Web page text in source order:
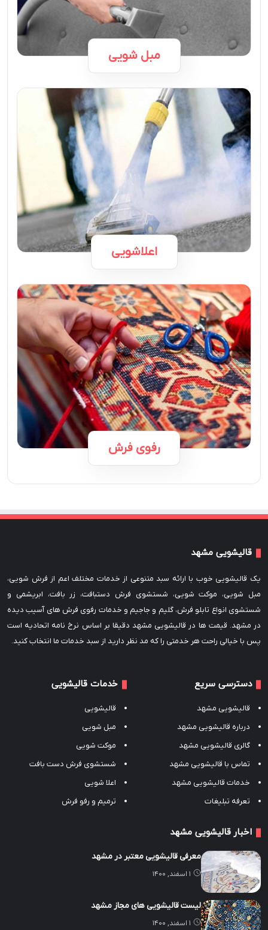
مبل شویی
اعلاشویی
رفوی فرش
قالیشویی مشهد
یک قالیشویی خوب با ارائه سبد متنوعی از خدمات مختلف اعم از فرش شویی،
مبل شویی، موکت شویی، شستشوی فرش دستبافت، زر بافت، ابریشمی و
شستشوی انواع تابلو فرش، گلیم و جاجیم و خدمات رفوی فرش های آسیب دیده
در مشهد. قیمت ها در قالیشویی مشهد دقیقا بر اساس نرخ نامه اتحادیه است
پس با خیالی راحت هر خدمتی را که مد نظر دارید از سبد خدمات ما انتخاب کنید.
دسترسی سریع
قالیشویی مشهد
درباره قالیشویی مشهد
گالری قالیشویی مشهد
تماس با قالیشویی مشهد
خدمات قالیشویی مشهد
تعرفه تبلیغات
خدمات قالیشویی
قالیشویی
مبل شویی
موکت شویی
شستشوی فرش دست بافت
اعلا شویی
ترمیم و رفو فرش
اخبار قالیشویی مشهد
معرفی قالیشویی معتبر در مشهد
۱ اسفند, ۱۴۰۰
لیست قالیشویی های مجاز مشهد
۱ اسفند, ۱۴۰۰